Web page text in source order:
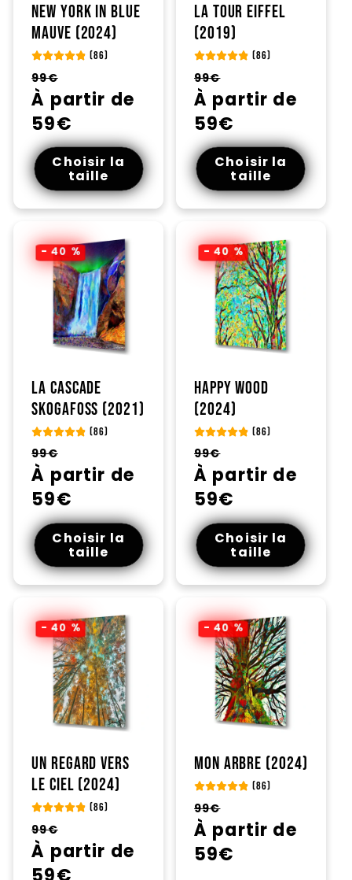
New York in blue
mauve (2024)
(86)
Prix
habituel
99€
promotionnel
À partir de
59€
Choisir la
taille
La Tour Eiffel
(2019)
(86)
Prix
habituel
99€
promotionnel
À partir de
59€
Choisir la
taille
- 40 %
La cascade
Skogafoss (2021)
(86)
Prix
habituel
99€
promotionnel
À partir de
59€
Choisir la
taille
- 40 %
Happy wood
(2024)
(86)
Prix
habituel
99€
promotionnel
À partir de
59€
Choisir la
taille
- 40 %
Un regard vers
le ciel (2024)
(86)
Prix
habituel
99€
promotionnel
À partir de
- 40 %
Mon arbre (2024)
(86)
Prix
habituel
99€
promotionnel
À partir de
59€